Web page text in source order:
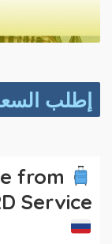
إطلب
from
Service